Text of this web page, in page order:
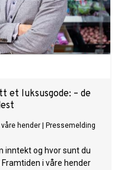
et luksusgode: – de
hender Pressemelding
inntekt og hvor sunt du
i våre hender